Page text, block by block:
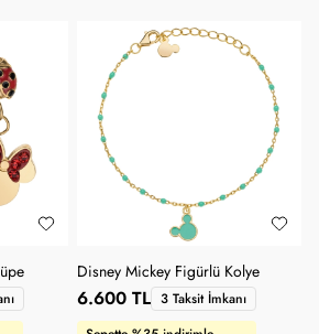
Disney Mickey Figürlü Kolye
6.600 TL 3 Taksit İmkanı